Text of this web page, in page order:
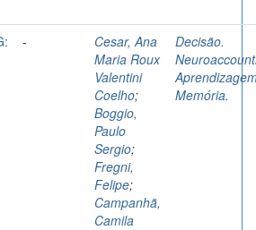
-
Cesar, Ana
Maria Roux
Valentini
Coelho;
Boggio,
Paulo
Sergio;
Fregni,
Felipe;
Campanhã,
Camila
Decisão.
Memória.